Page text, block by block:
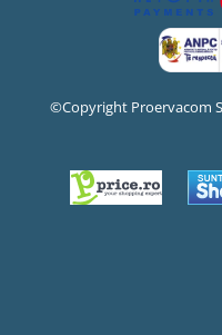
©Copyright Proervacom